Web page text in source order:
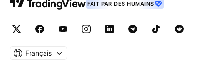
FAIT PAR DES HUMAINS
Français